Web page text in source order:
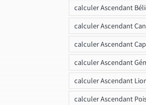
calculer Ascendant
calculer Ascendant
calculer Ascendant
calculer Ascendant
calculer Ascendant
calculer Ascendant